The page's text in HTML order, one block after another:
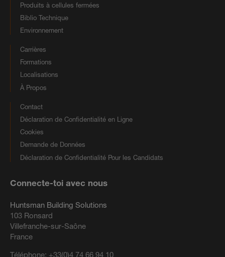
Produits à cellules fermées
Biblio Technique
Environnement
Carrières
Formations
Localisations
À Propos
Contact
Déclaration de Confidentialité en Ligne
Cookies
Demande de Données
Déclaration de Confidentialité Pour les Candidats
Connecte-toi avec nous
Huntsman Building Solutions
103 Ronsard
Villefranche-sur-Saône
France
Téléphone: +33(0)4 74 66 94 10